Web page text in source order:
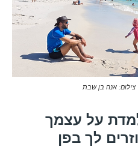
אנה בן שבת
על עצמך
לך בפן